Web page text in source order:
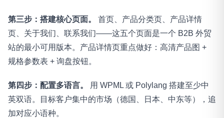
第三步：搭建核心页面。
首页、产品分类页、产品详情
页、关于我们、联系我们——这五个页面是一个 B2B 外贸
站的最小可用版本。产品详情页重点做好：高清产品图 +
规格参数表 + 询盘按钮。
第四步：配置多语言。
用 WPML 或 Polylang 搭建至少中
英双语。目标客户集中的市场（德国、日本、中东等），追
加对应小语种。